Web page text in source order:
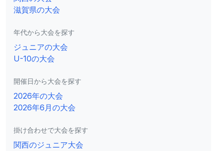
滋賀県の大会
年代から大会を探す
ジュニアの大会
U-10の大会
開催日から大会を探す
2026年の大会
2026年6月の大会
掛け合わせで大会を探す
関西のジュニア大会